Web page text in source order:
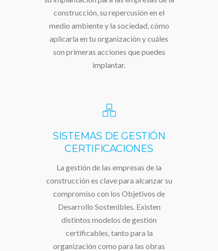
construcción, su repercusión en el
medio ambiente y la sociedad, cómo
aplicarla en tu organización y cuáles
son primeras acciones que puedes
implantar.
SISTEMAS DE GESTIÓN
CERTIFICACIONES
La gestión de las empresas de la
construcción es clave para alcanzar su
compromiso con los Objetivos de
Desarrollo Sostenibles. Existen
distintos modelos de gestión
certificables, tanto para la
organización como para las obras